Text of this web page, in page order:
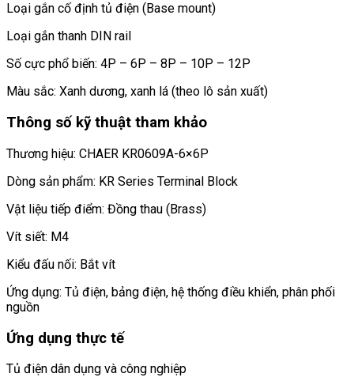
Loại gắn cố định tủ điện (Base mount)
Loại gắn thanh DIN rail
Số cực phổ biến: 4P – 6P – 8P – 10P – 12P
Màu sắc: Xanh dương, xanh lá (theo lô sản xuất)
Thông số kỹ thuật tham khảo
Thương hiệu: CHAER KR0609A-6×6P
Dòng sản phẩm: KR Series Terminal Block
Vật liệu tiếp điểm: Đồng thau (Brass)
Vít siết: M4
Kiểu đấu nối: Bắt vít
Ứng dụng: Tủ điện, bảng điện, hệ thống điều khiển, phân phối
nguồn
Ứng dụng thực tế
Tủ điện dân dụng và công nghiệp